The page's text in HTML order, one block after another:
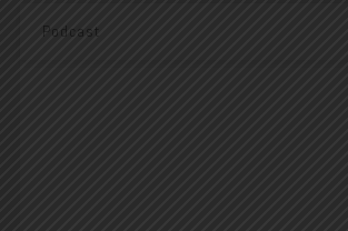
Podcast